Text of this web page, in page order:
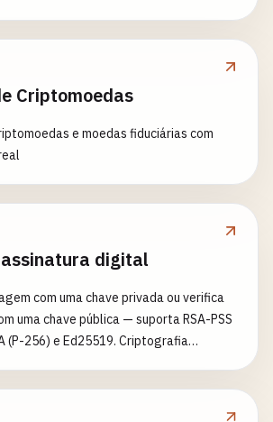
Criptomoedas
e moedas fiduciárias com
digital
com uma chave privada ou verifica
uma chave pública — suporta RSA-PSS
(P-256) e Ed25519. Criptografia